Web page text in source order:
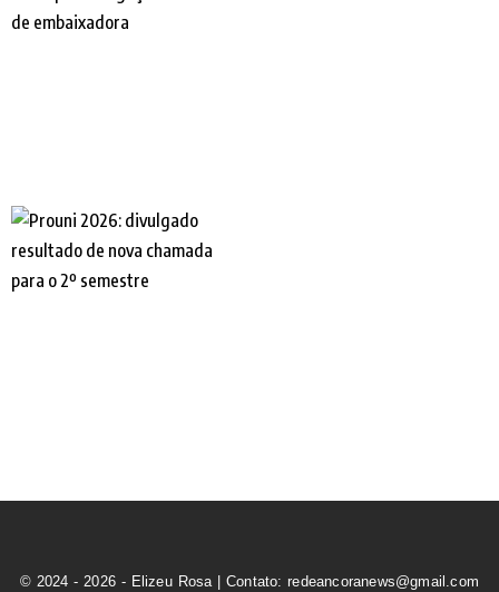
© 2024 - 2026 - Elizeu Rosa | Contato: redeancoranews@gmail.com